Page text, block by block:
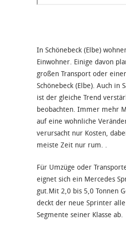
In Schönebeck (Elbe)
Einwohner. Einige davon
großen Transport oder
Schönebeck (Elbe). Auch in
ist der gleiche Trend
beobachten. Immer mehr
auf eine wohnliche
verursacht nur Kosten,
meiste Zeit nur rum. .
Für Umzüge oder
eignet sich ein Mercedes
gut.Mit 2,0 bis 5,0 Tonnen
deckt der neue Sprinter
Segmente seiner Klasse ab.